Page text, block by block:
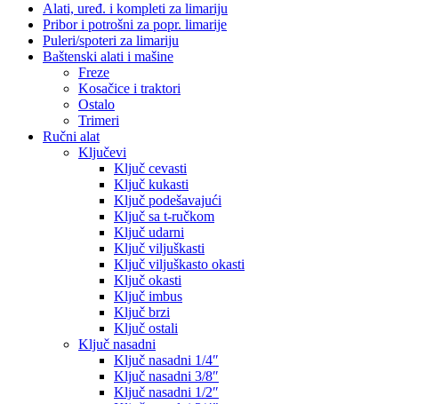
Alati, uređ. i kompleti za limariju
Pribor i potrošni za popr. limarije
Puleri/spoteri za limariju
Baštenski alati i mašine
Freze
Kosačice i traktori
Ostalo
Trimeri
Ručni alat
Ključevi
Ključ cevasti
Ključ kukasti
Ključ podešavajući
Ključ sa t-ručkom
Ključ udarni
Ključ viljuškasti
Ključ viljuškasto okasti
Ključ okasti
Ključ imbus
Ključ brzi
Ključ ostali
Ključ nasadni
Ključ nasadni 1/4″
Ključ nasadni 3/8″
Ključ nasadni 1/2″